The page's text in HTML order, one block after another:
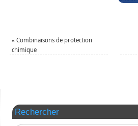
« Combinaisons de protection
chimique
Rechercher